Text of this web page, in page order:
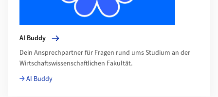
AI Buddy
Dein Ansprechpartner für Fragen rund ums Studium an der
Wirtschaftswissenschaftlichen Fakultät.
AI Buddy